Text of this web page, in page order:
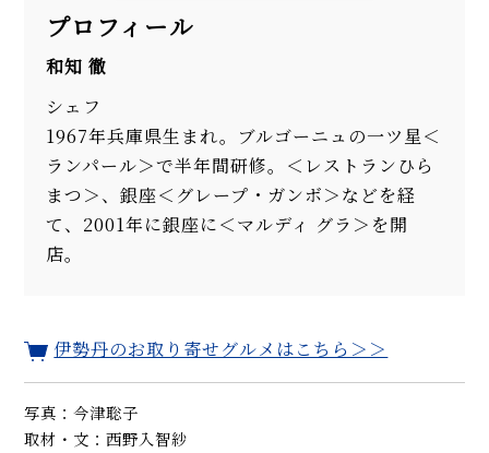
プロフィール
和知 徹
シェフ
1967年兵庫県生まれ。ブルゴーニュの一ツ星＜
ランパール＞で半年間研修。＜レストランひら
まつ＞、銀座＜グレープ・ガンボ＞などを経
て、2001年に銀座に＜マルディ グラ＞を開
店。
伊勢丹のお取り寄せグルメはこちら＞＞
写真：今津聡子
取材・文：西野入智紗